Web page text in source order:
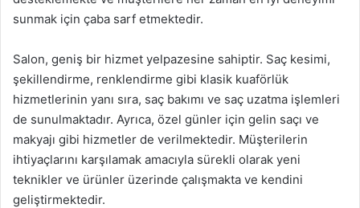
sunmak için çaba sarf etmektedir.
Salon, geniş bir hizmet yelpazesine sahiptir. Saç kesimi,
şekillendirme, renklendirme gibi klasik kuaförlük
hizmetlerinin yanı sıra, saç bakımı ve saç uzatma işlemleri
de sunulmaktadır. Ayrıca, özel günler için gelin saçı ve
makyajı gibi hizmetler de verilmektedir. Müşterilerin
ihtiyaçlarını karşılamak amacıyla sürekli olarak yeni
teknikler ve ürünler üzerinde çalışmakta ve kendini
geliştirmektedir.